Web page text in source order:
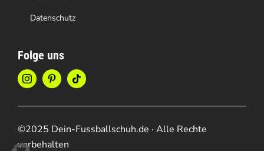
Datenschutz
Folge uns
©2025 Dein-Fussballschuh.de · Alle Rechte
vorbehalten